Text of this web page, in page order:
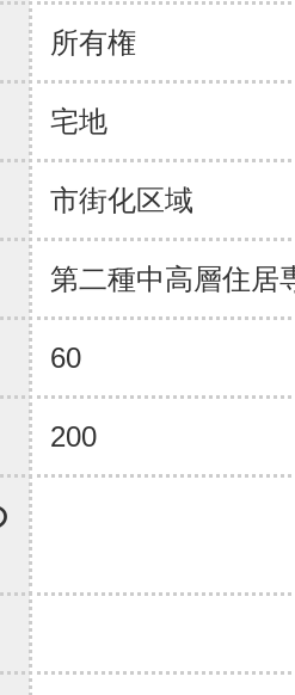
所有権
宅地
市街化区域
第二種中高層住居
60
200